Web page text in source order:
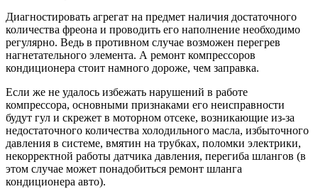
Диагностировать агрегат на предмет наличия достаточного
количества фреона и проводить его наполнение необходимо
регулярно. Ведь в противном случае возможен перегрев
нагнетательного элемента. А ремонт компрессоров
кондиционера стоит намного дороже, чем заправка.
Если же не удалось избежать нарушений в работе
компрессора, основными признаками его неисправности
будут гул и скрежет в моторном отсеке, возникающие из-за
недостаточного количества холодильного масла, избыточного
давления в системе, вмятин на трубках, поломки электрики,
некорректной работы датчика давления, перегиба шлангов (в
этом случае может понадобиться ремонт шланга
кондиционера авто).